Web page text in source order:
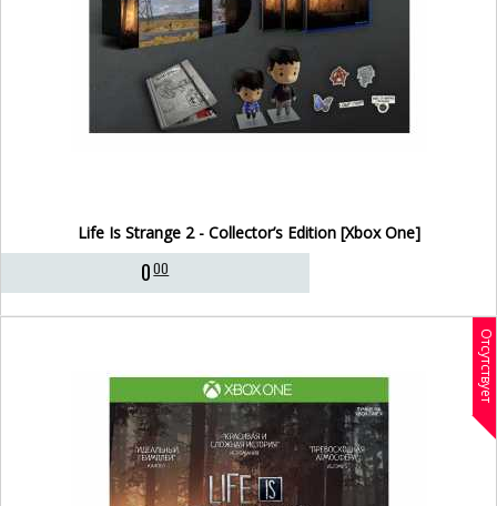
Life Is Strange 2 - Collector’s Edition [Xbox One]
000
Отсутствует